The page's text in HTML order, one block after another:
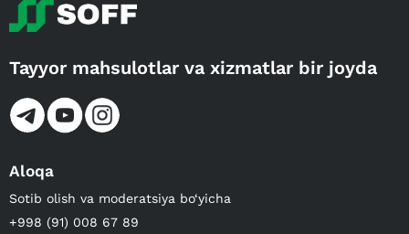
Tayyor mahsulotlar va xizmatlar bir joyda
Aloqa
Sotib olish va moderatsiya bo‘yicha
+998 (91) 008 67 89